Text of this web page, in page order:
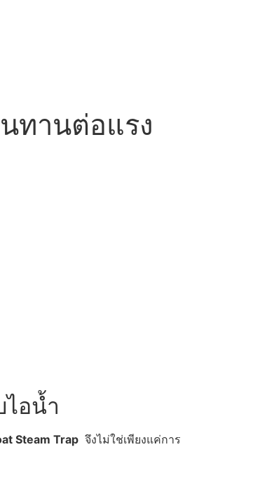
ทานต่อแรง
อน้ำ
Steam Trap จึงไม่ใช่เพียงแค่การ